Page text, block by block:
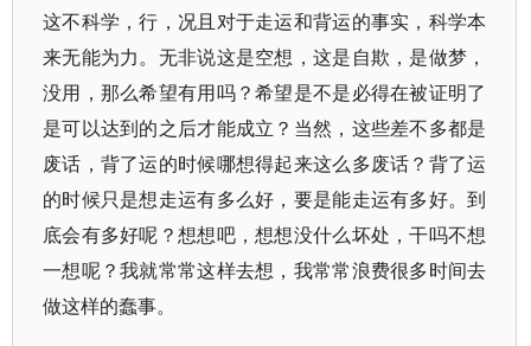
这不科学，行，况且对于走运和背运的事实，科学本
来无能为力。无非说这是空想，这是自欺，是做梦，
没用，那么希望有用吗？希望是不是必得在被证明了
是可以达到的之后才能成立？当然，这些差不多都是
废话，背了运的时候哪想得起来这么多废话？背了运
的时候只是想走运有多么好，要是能走运有多好。到
底会有多好呢？想想吧，想想没什么坏处，干吗不想
一想呢？我就常常这样去想，我常常浪费很多时间去
做这样的蠢事。